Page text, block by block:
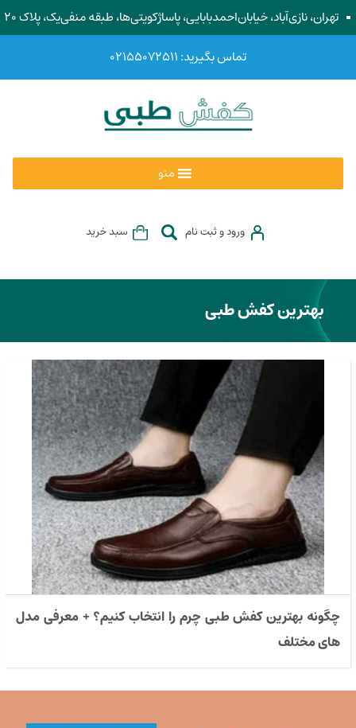
تهران، نازی‌آباد، خیابان‌احمد‌بابایی، پاساژ‌کویتی‌ها، طبقه منفی‌یک، پلاک ۲۰
تماس بگیرید: ۰۲۱۵۵۰۷۲۵۱۱
منو
ورود و ثبت نام سبد خرید
بهترین کفش طبی
چگونه بهترین کفش طبی چرم را انتخاب کنیم؟ + معرفی مدل
های مختلف